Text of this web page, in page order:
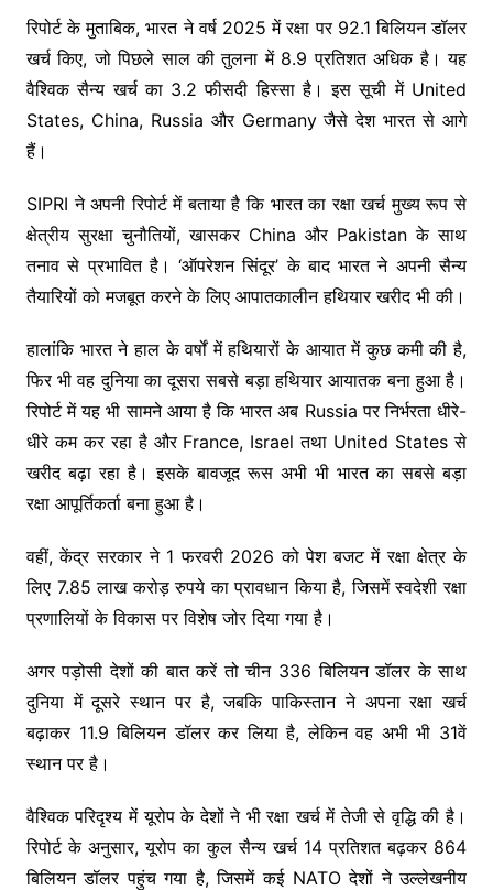
रिपोर्ट के मुताबिक, भारत ने वर्ष 2025 में रक्षा पर 92.1 बिलियन डॉलर
खर्च किए, जो पिछले साल की तुलना में 8.9 प्रतिशत अधिक है। यह
वैश्विक सैन्य खर्च का 3.2 फीसदी हिस्सा है। इस सूची में United
States, China, Russia और Germany जैसे देश भारत से आगे
हैं।
SIPRI ने अपनी रिपोर्ट में बताया है कि भारत का रक्षा खर्च मुख्य रूप से
क्षेत्रीय सुरक्षा चुनौतियों, खासकर China और Pakistan के साथ
तनाव से प्रभावित है। ‘ऑपरेशन सिंदूर’ के बाद भारत ने अपनी सैन्य
तैयारियों को मजबूत करने के लिए आपातकालीन हथियार खरीद भी की।
हालांकि भारत ने हाल के वर्षों में हथियारों के आयात में कुछ कमी की है,
फिर भी वह दुनिया का दूसरा सबसे बड़ा हथियार आयातक बना हुआ है।
रिपोर्ट में यह भी सामने आया है कि भारत अब Russia पर निर्भरता धीरे-
धीरे कम कर रहा है और France, Israel तथा United States से
खरीद बढ़ा रहा है। इसके बावजूद रूस अभी भी भारत का सबसे बड़ा
रक्षा आपूर्तिकर्ता बना हुआ है।
वहीं, केंद्र सरकार ने 1 फरवरी 2026 को पेश बजट में रक्षा क्षेत्र के
लिए 7.85 लाख करोड़ रुपये का प्रावधान किया है, जिसमें स्वदेशी रक्षा
प्रणालियों के विकास पर विशेष जोर दिया गया है।
अगर पड़ोसी देशों की बात करें तो चीन 336 बिलियन डॉलर के साथ
दुनिया में दूसरे स्थान पर है, जबकि पाकिस्तान ने अपना रक्षा खर्च
बढ़ाकर 11.9 बिलियन डॉलर कर लिया है, लेकिन वह अभी भी 31वें
स्थान पर है।
वैश्विक परिदृश्य में यूरोप के देशों ने भी रक्षा खर्च में तेजी से वृद्धि की है।
रिपोर्ट के अनुसार, यूरोप का कुल सैन्य खर्च 14 प्रतिशत बढ़कर 864
बिलियन डॉलर पहुंच गया है, जिसमें कई NATO देशों ने उल्लेखनीय